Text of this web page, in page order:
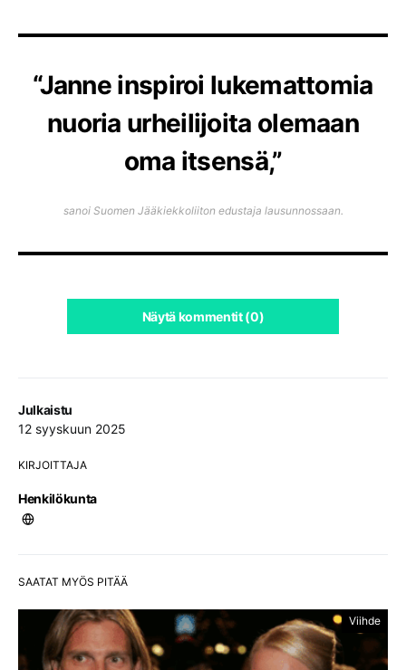
Julkaistu
12 syyskuun 2025
KIRJOITTAJA
Henkilökunta
“Janne inspiroi lukemattomia
nuoria urheilijoita olemaan
oma itsensä,”
sanoi Suomen Jääkiekkoliiton edustaja lausunnossaan.
Näytä kommentit (0)
SAATAT MYÖS PITÄÄ
Viihde